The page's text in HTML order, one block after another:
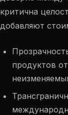
критична
добавляют
продуктов